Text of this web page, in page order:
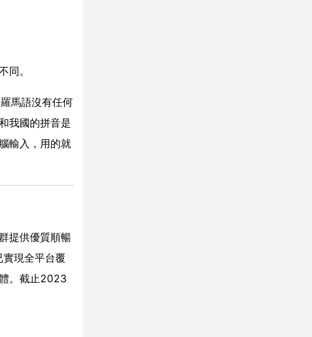
同。
馬語沒有任何
我國的拼音是
輸入，用的就
提供優質順暢
現全平台覆
。截止2023